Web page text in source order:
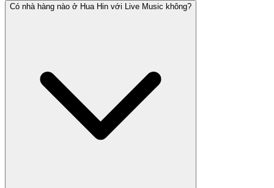
Có nhà hàng nào ở Hua Hin với Live Music không?